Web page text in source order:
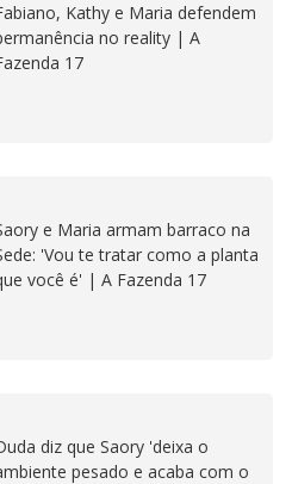
Kathy e Maria defendem
no reality | A
17
e Maria armam barraco na
'Vou te tratar como a planta
você é' | A Fazenda 17
diz que Saory 'deixa o
pesado e acaba com o